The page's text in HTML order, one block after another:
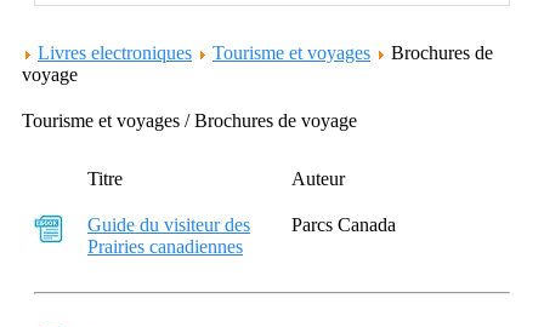
Livres electroniques Tourisme et voyages
Brochures de
voyage
Tourisme et voyages / Brochures de voyage
Titre Auteur
Guide du visiteur des
Prairies canadiennes
Parcs Canada